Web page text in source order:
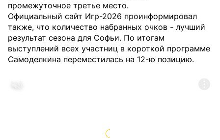
промежуточное третье место.
Официальный сайт Игр-2026 проинформировал
также, что количество набранных очков - лучший
результат сезона для Софьи. По итогам
выступлений всех участниц в короткой программе
Самоделкина переместилась на 12-ю позицию.